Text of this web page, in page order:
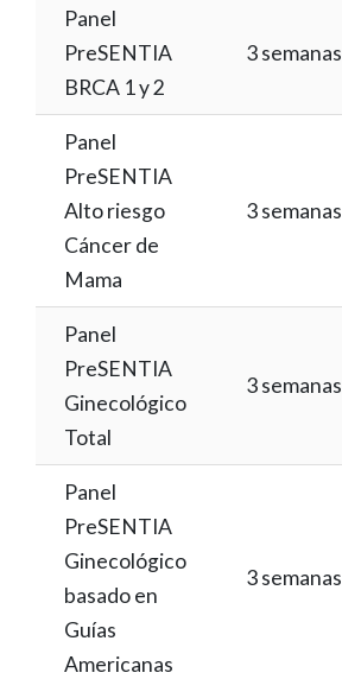
Panel
PreSENTIA
BRCA 1 y 2
3 semanas
Panel
PreSENTIA
Alto riesgo
Cáncer de
Mama
3 semanas
Panel
PreSENTIA
Ginecológico
Total
3 semanas
Panel
PreSENTIA
Ginecológico
basado en
Guías
Americanas
3 semanas